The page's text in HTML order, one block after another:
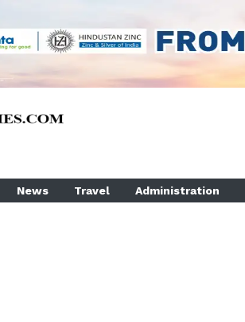
News Travel Administration